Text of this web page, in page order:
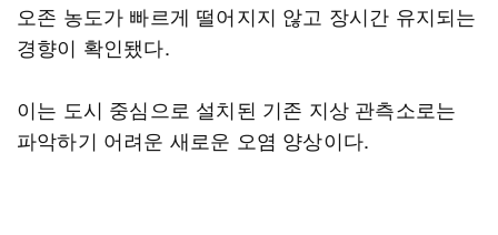
오존 농도가 빠르게 떨어지지 않고 장시간 유지되는
경향이 확인됐다.
이는 도시 중심으로 설치된 기존 지상 관측소로는
파악하기 어려운 새로운 오염 양상이다.